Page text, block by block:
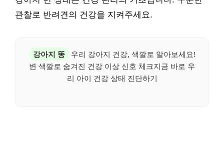
관찰로 반려견의 건강을 지켜주세요.
강아지 똥
우리 강아지 건강, 색깔로 알아보세요!
변 색깔로 숨겨진 건강 이상 신호 체크지금 바로 우
리 아이 건강 상태 진단하기